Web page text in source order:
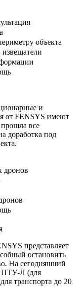
объекта
и
от FENSYS имеют
все
доработка под
дронов
представляет
остановить
На сегодняшний
ПТУ-Л (для
транспорта до 20